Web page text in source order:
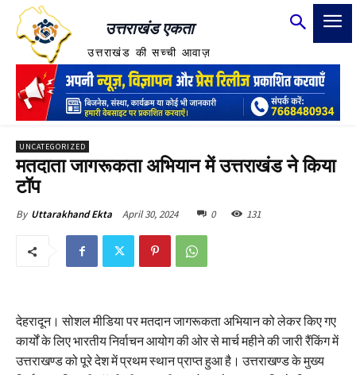
उत्तराखंड एकता
उत्तराखंड की सच्ची आवाज़
UNCATEGORIZED
मतदाता जागरूकता अभियान में उत्तराखंड ने किया
टॉप
By Uttarakhand Ekta April 30, 2024 0 131
देहरादून। सोशल मीडिया पर मतदान जागरूकता अभियान को लेकर किए गए
कार्यों के लिए भारतीय निर्वाचन आयोग की ओर से मार्च महीने की जारी रैंकिंग में
उत्तराखण्ड को पूरे देश में प्रथम स्थान प्राप्त हुआ है। उत्तराखण्ड के मुख्य